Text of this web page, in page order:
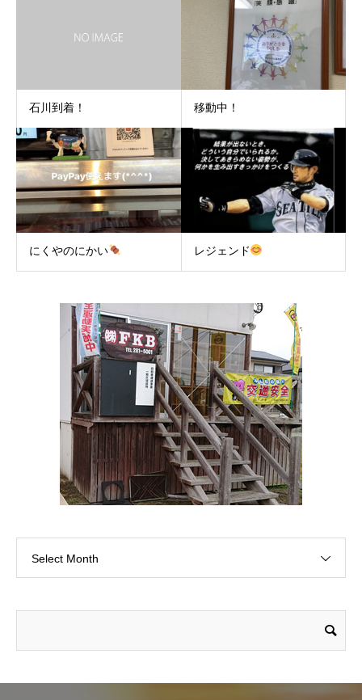
石川到着！ 移動中！
にくやのにかい レジェンド
Select Month